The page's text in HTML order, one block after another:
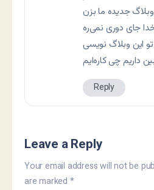
جدیده ما بزن
این وبلاگ نویسی
Reply
Leave a Reply
Your email address will not be
are marked *